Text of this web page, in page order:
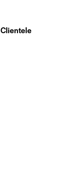
Clientele